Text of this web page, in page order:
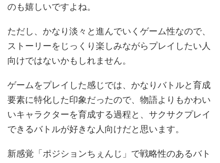
のも嬉しいですよね。
ただし、かなり淡々と進んでいくゲーム性なので、
ストーリーをじっくり楽しみながらプレイしたい人
向けではないかもしれません。
ゲームをプレイした感じでは、かなりバトルと育成
要素に特化した印象だったので、物語よりもかわい
いキャラクターを育成する過程と、サクサクプレイ
できるバトルが好きな人向けだと思います。
新感覚「ポジションちぇんじ」で戦略性のあるバト